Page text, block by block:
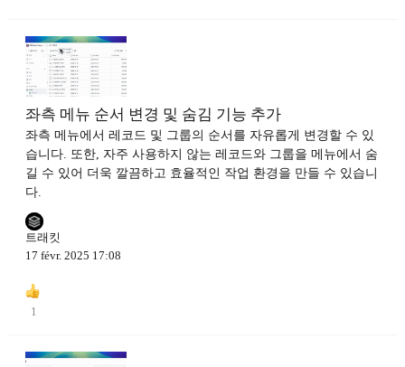
좌측 메뉴 순서 변경 및 숨김 기능 추가
좌측 메뉴에서 레코드 및 그룹의 순서를 자유롭게 변경할 수 있
습니다. 또한, 자주 사용하지 않는 레코드와 그룹을 메뉴에서 숨
길 수 있어 더욱 깔끔하고 효율적인 작업 환경을 만들 수 있습니
다.
트래킷
17 févr. 2025 17:08
1